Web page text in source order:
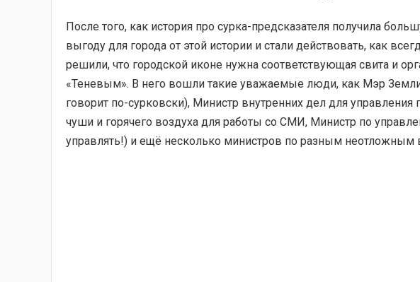
После того, как история про сурка-предсказателя получила
выгоду для города от этой истории и стали действовать, как
решили, что городской иконе нужна соответствующая свита и
«Теневым». В него вошли такие уважаемые люди, как Мэр
говорит по-сурковски), Министр внутренних дел для
чуши и горячего воздуха для работы со СМИ, Министр по
управлять!) и ещё несколько министров по разным неотложным